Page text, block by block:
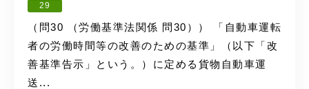
29
（問30 （労働基準法関係 問30）） 「自動車運転
者の労働時間等の改善のための基準」（以下「改
善基準告示」という。）に定める貨物自動車運
送...